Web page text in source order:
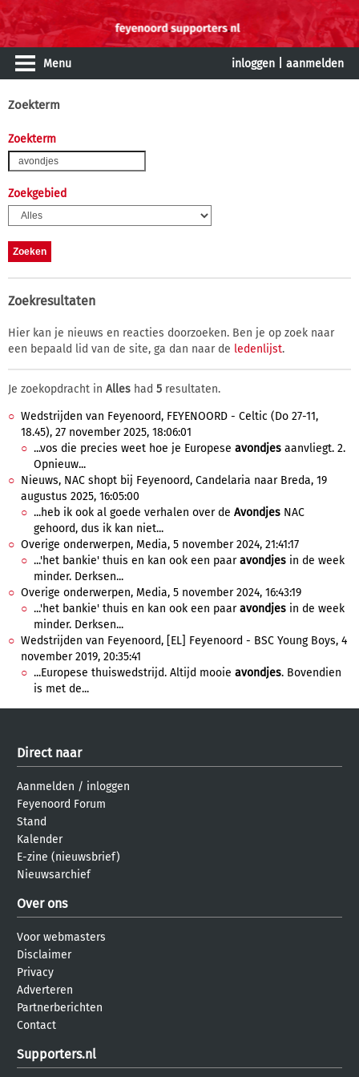
Menu inloggen aanmelden
Zoekterm
Zoekterm
Zoekgebied
Zoekresultaten
Hier kan je nieuws en reacties doorzoeken. Ben je op zoek naar
een bepaald lid van de site, ga dan naar de ledenlijst.
Je zoekopdracht in Alles had 5 resultaten.
Wedstrijden van Feyenoord, FEYENOORD - Celtic (Do 27-11,
18.45), 27 november 2025, 18:06:01
...vos die precies weet hoe je Europese avondjes aanvliegt. 2.
Opnieuw...
Nieuws, NAC shopt bij Feyenoord, Candelaria naar Breda, 19
augustus 2025, 16:05:00
...heb ik ook al goede verhalen over de Avondjes NAC
gehoord, dus ik kan niet...
Overige onderwerpen, Media, 5 november 2024, 21:41:17
...'het bankie' thuis en kan ook een paaravondjes in de week
minder. Derksen...
Overige onderwerpen, Media, 5 november 2024, 16:43:19
...'het bankie' thuis en kan ook een paaravondjes in de week
minder. Derksen...
Wedstrijden van Feyenoord, [EL] Feyenoord - BSC Young Boys, 4
november 2019, 20:35:41
...Europese thuiswedstrijd. Altijd mooie avondjes. Bovendien
is met de...
Direct naar
Aanmelden / inloggen
Feyenoord Forum
Stand
Kalender
E-zine (nieuwsbrief)
Nieuwsarchief
Over ons
Voor webmasters
Disclaimer
Privacy
Adverteren
Partnerberichten
Contact
Supporters.nl